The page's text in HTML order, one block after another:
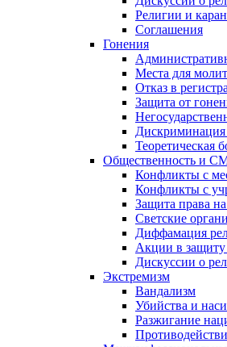
Религии и
Соглашения
Гонения
Места для
Отказ в
Защита от
Дискриминация
Теоретическая
Общественность и
Конфликты с
Конфликты с
Защита права
Светские
Диффамация
Акции в защиту
Дискуссии о
Экстремизм
Вандализм
Убийства и
Разжигание